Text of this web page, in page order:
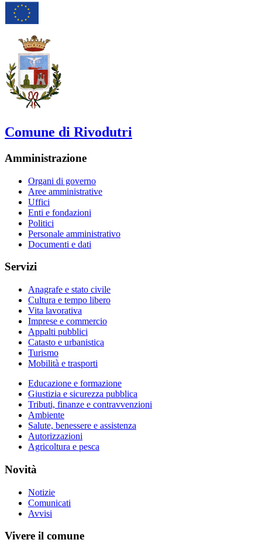
Comune di Rivodutri
Amministrazione
Organi di governo
Aree amministrative
Uffici
Enti e fondazioni
Politici
Personale amministrativo
Documenti e dati
Servizi
Anagrafe e stato civile
Cultura e tempo libero
Vita lavorativa
Imprese e commercio
Appalti pubblici
Catasto e urbanistica
Turismo
Mobilità e trasporti
Educazione e formazione
Giustizia e sicurezza pubblica
Tributi, finanze e contravvenzioni
Ambiente
Salute, benessere e assistenza
Autorizzazioni
Agricoltura e pesca
Novità
Notizie
Comunicati
Avvisi
Vivere il comune